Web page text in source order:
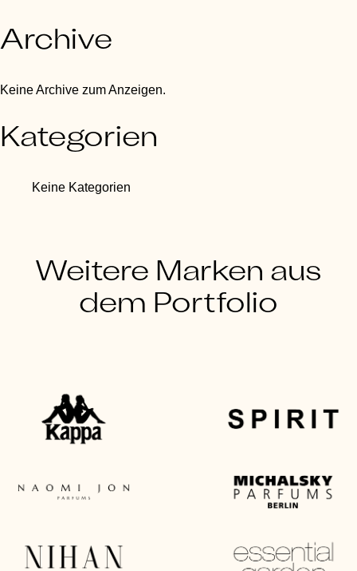
Archive
Keine Archive zum Anzeigen.
Kategorien
Keine Kategorien
Weitere Marken aus
dem Portfolio